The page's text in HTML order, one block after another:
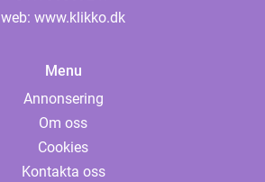
web: www.klikko.dk
Menu
Annonsering
Om oss
Cookies
Kontakta oss